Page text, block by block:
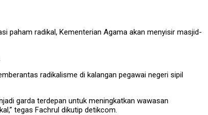
paham radikal, Kementerian Agama akan menyisir masjid-
radikalisme di kalangan pegawai negeri sipil
garda terdepan untuk meningkatkan wawasan
tegas Fachrul dikutip detikcom.